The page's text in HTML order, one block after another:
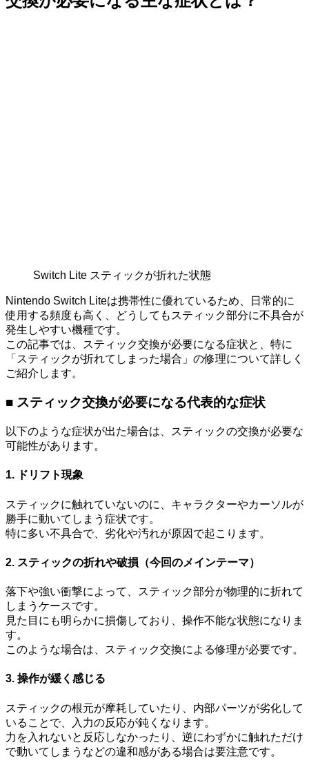
Switch Lite スティックが折れた状態
Nintendo Switch Liteは携帯性に優れているため、日常的に
使用する頻度も高く、どうしてもスティック部分に不具合が
発生しやすい機種です。
この記事では、スティック交換が必要になる症状と、特に
「スティックが折れてしまった場合」の修理について詳しく
ご紹介します。
■ スティック交換が必要になる代表的な症状
以下のような症状が出た場合は、スティックの交換が必要な
可能性があります。
1. ドリフト現象
スティックに触れていないのに、キャラクターやカーソルが
勝手に動いてしまう症状です。
特に多い不具合で、劣化や汚れが原因で起こります。
2. スティックの折れや破損（今回のメインテーマ）
落下や強い衝撃によって、スティック部分が物理的に折れて
しまうケースです。
見た目にも明らかに損傷しており、操作不能な状態になりま
す。
このような場合は、スティック交換による修理が必要です。
3. 操作が緩く感じる
スティックの根元が摩耗していたり、内部パーツが劣化して
いることで、入力の反応が鈍くなります。
力を入れないと反応しなかったり、逆にわずかに触れただけ
で動いてしまうなどの違和感がある場合は要注意です。